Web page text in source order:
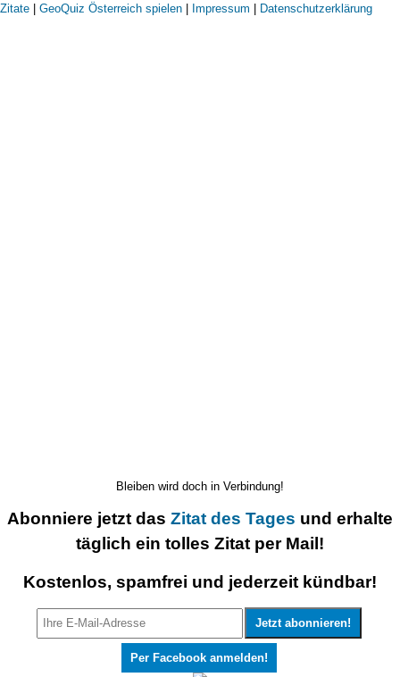
Zitate | GeoQuiz Österreich spielen | Impressum | Datenschutzerklärung
Bleiben wird doch in Verbindung!
Abonniere jetzt das Zitat des Tages und erhalte
täglich ein tolles Zitat per Mail!
Kostenlos, spamfrei und jederzeit kündbar!
Per Facebook anmelden!